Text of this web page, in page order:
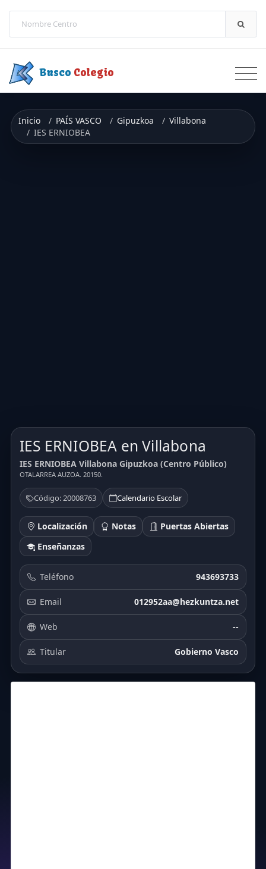
Busco Colegio
Inicio PAÍS VASCO Gipuzkoa
Villabona
IES ERNIOBEA
IES ERNIOBEA en Villabona
IES ERNIOBEA Villabona Gipuzkoa (Centro Público)
OTALARREA AUZOA. 20150.
Código: 20008763 Calendario Escolar
Localización Notas
Puertas Abiertas
Enseñanzas
Teléfono 943693733
Email 012952aa@hezkuntza.net
Web --
Titular Gobierno Vasco